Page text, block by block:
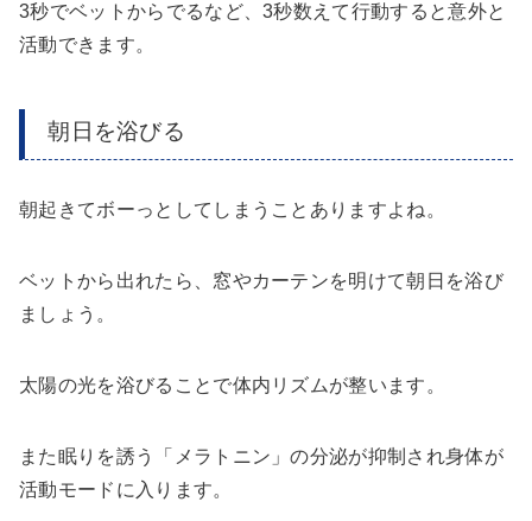
3秒でベットからでるなど、3秒数えて行動すると意外と
活動できます。
朝日を浴びる
朝起きてボーっとしてしまうことありますよね。
ベットから出れたら、窓やカーテンを明けて朝日を浴び
ましょう。
太陽の光を浴びることで体内リズムが整います。
また眠りを誘う「メラトニン」の分泌が抑制され身体が
活動モードに入ります。